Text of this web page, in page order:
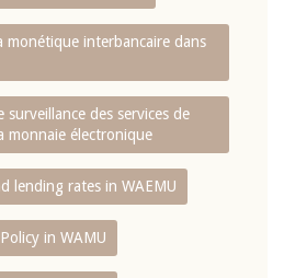
monétique interbancaire dans
surveillance des services de
monnaie électronique
lending rates in WAEMU
in WAMU